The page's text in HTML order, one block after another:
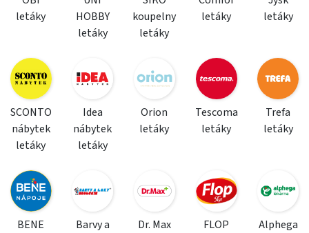
letáky
HOBBY
letáky
koupelny
letáky
letáky
letáky
SCONTO
nábytek
letáky
Idea
nábytek
letáky
Orion
letáky
Tescoma
letáky
Trefa
letáky
BENE
Barvy a
Dr. Max
FLOP
Alphega